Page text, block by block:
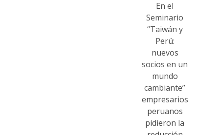
En el
Seminario
“Taiwán y
Perú:
nuevos
socios en un
mundo
cambiante”
empresarios
peruanos
pidieron la